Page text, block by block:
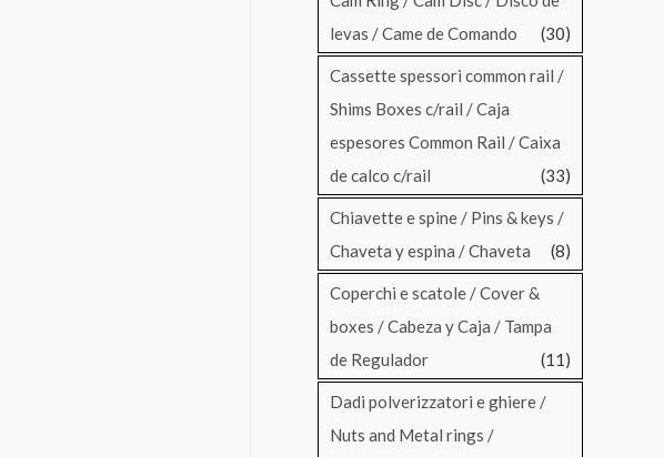
levas / Came de Comando
(30)
Cassette spessori common rail /
Shims Boxes c/rail / Caja
espesores Common Rail / Caixa
de calco c/rail
(33)
Chiavette e spine / Pins & keys /
Chaveta y espina / Chaveta
(8)
Coperchi e scatole / Cover &
boxes / Cabeza y Caja / Tampa
de Regulador
(11)
Dadi polverizzatori e ghiere /
Nuts and Metal rings /